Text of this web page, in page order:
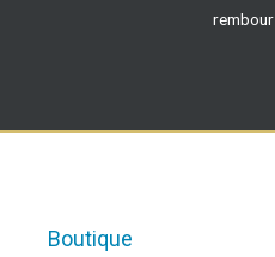
Boutique